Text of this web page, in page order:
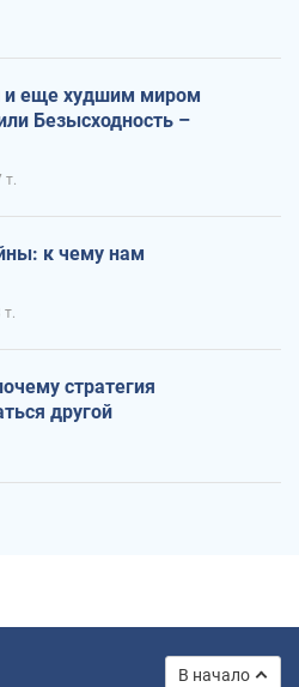
и еще худшим миром
Безысходность –
т.
к чему нам
т.
стратегия
другой
В начало